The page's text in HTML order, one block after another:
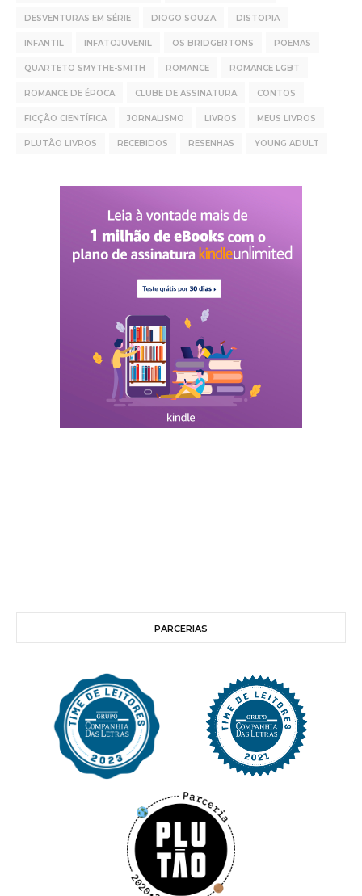
DESVENTURAS EM SÉRIE DIOGO SOUZA DISTOPIA
INFANTIL INFATOJUVENIL OS BRIDGERTONS POEMAS
QUARTETO SMYTHE-SMITH ROMANCE ROMANCE LGBT
ROMANCE DE ÉPOCA CLUBE DE ASSINATURA CONTOS
FICÇÃO CIENTÍFICA JORNALISMO LIVROS MEUS LIVROS
PLUTÃO LIVROS RECEBIDOS RESENHAS YOUNG ADULT
PARCERIAS